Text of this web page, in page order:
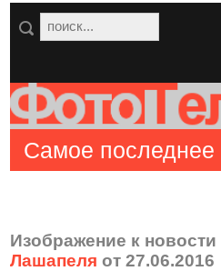
Самое последнее
Изображение к новости
Лашапеля от 27.06.2016